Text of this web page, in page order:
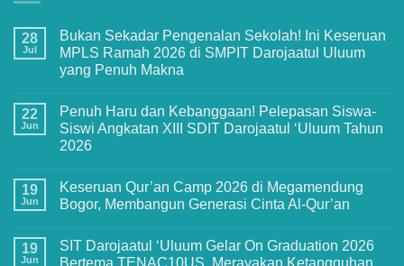
28
Jul
Bukan Sekadar Pengenalan Sekolah! Ini Keseruan
MPLS Ramah 2026 di SMPIT Darojaatul Uluum
yang Penuh Makna
on
Bukan
Sekadar
Pengenalan
Keseruan
MPLS
Ramah
SMPIT
Darojaatul
Uluum
22
Jun
Penuh Haru dan Kebanggaan! Pelepasan Siswa-
Siswi Angkatan XIII SDIT Darojaatul ‘Uluum Tahun
2026
on
Penuh
Haru
Pelepasan
Siswa-
19
Jun
Keseruan Qur’an Camp 2026 di Megamendung
Bogor, Membangun Generasi Cinta Al-Qur’an
on
Keseruan
19
Jun
SIT Darojaatul ‘Uluum Gelar On Graduation 2026